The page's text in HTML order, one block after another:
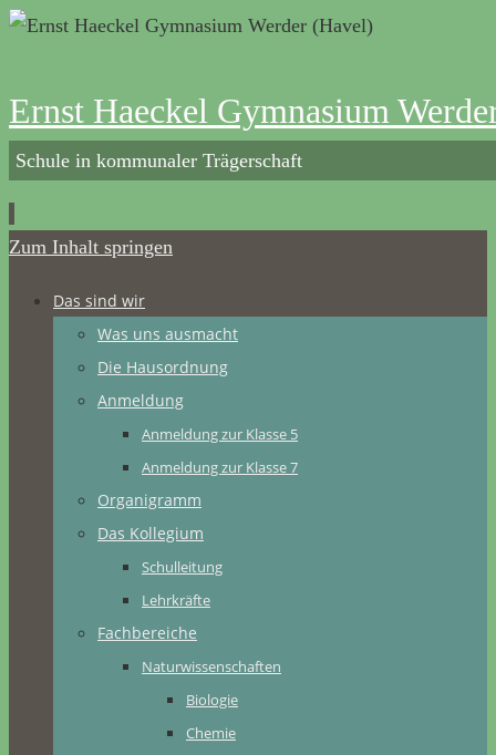
Ernst Haeckel Gymnasium
Schule in kommunaler Trägerschaft
Zum Inhalt springen
Das sind wir
Was uns ausmacht
Die Hausordnung
Anmeldung
Anmeldung zur Klasse 5
Anmeldung zur Klasse 7
Organigramm
Das Kollegium
Schulleitung
Lehrkräfte
Fachbereiche
Naturwissenschaften
Biologie
Chemie